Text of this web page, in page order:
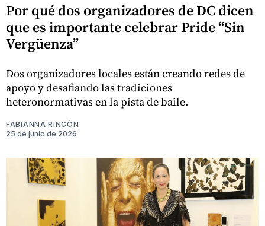
Por qué dos organizadores de DC dicen
que es importante celebrar Pride “Sin
Vergüenza”
Dos organizadores locales están creando redes de
apoyo y desafiando las tradiciones
heteronormativas en la pista de baile.
FABIANNA RINCÓN
25 de junio de 2026